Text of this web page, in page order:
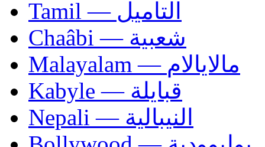
Tamil — التاميل
Chaâbi — شعبية
Malayalam — مالايالام
Kabyle — قبايلة
Nepali — النيبالية